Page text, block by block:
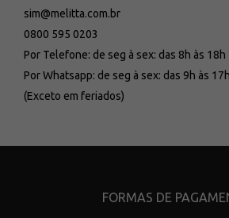
sim@melitta.com.br
0800 595 0203
Por Telefone: de seg à sex: das 8h às 18h
Por Whatsapp: de seg à sex: das 9h às 17h
(Exceto em feriados)
FORMAS DE